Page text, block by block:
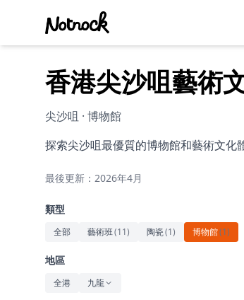
香港尖沙咀藝術
尖沙咀 · 博物館
探索尖沙咀最優質的博物館和藝術文化
最後更新：2026年4月
類型
全部 藝術班(11) 陶瓷(1) 博物館(1)
地區
全港 九龍